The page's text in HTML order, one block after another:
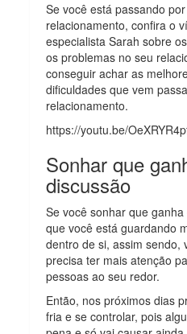
Se você está passando
relacionamento, confira o
especialista Sarah sobre
os problemas no seu
conseguir achar as
dificuldades que vem
relacionamento.
https://youtu.be/
Sonhar que
discussão
Se você sonhar que
que você está guardando
dentro de si, assim sendo,
precisa ter mais atenção
pessoas ao seu redor.
Então, nos próximos dias
fria e se controlar, pois